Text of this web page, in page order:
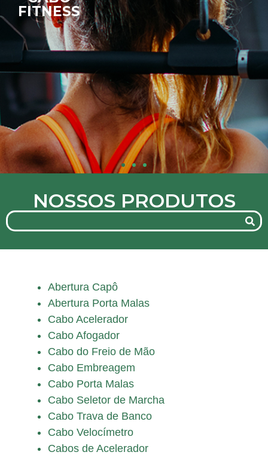
CABOS
AUTOMOTIVOS
LINHA LEVE
NOSSOS PRODUTOS
Abertura Capô
Abertura Porta Malas
Cabo Acelerador
Cabo Afogador
Cabo do Freio de Mão
Cabo Embreagem
Cabo Porta Malas
Cabo Seletor de Marcha
Cabo Trava de Banco
Cabo Velocímetro
Cabos de Acelerador